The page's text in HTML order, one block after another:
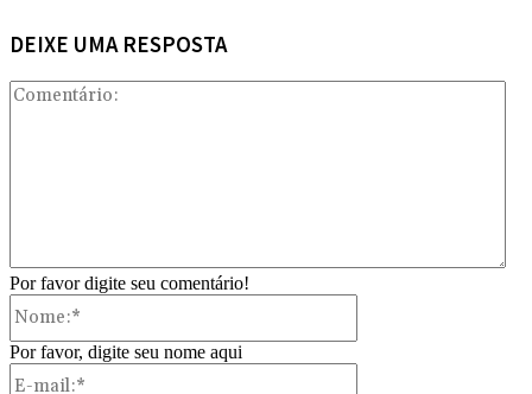
DEIXE UMA RESPOSTA
Por favor digite seu comentário!
Por favor, digite seu nome aqui